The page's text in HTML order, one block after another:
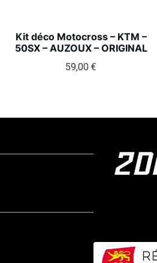
Kit déco Motocross – KTM –
50SX – AUZOUX – ORIGINAL
59,00€